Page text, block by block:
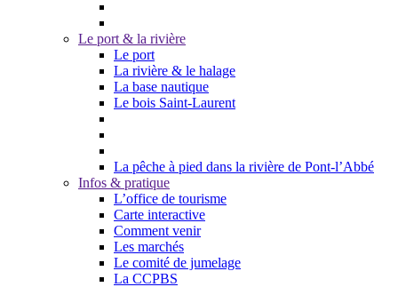
Le port & la rivière
Le port
La rivière & le halage
La base nautique
Le bois Saint-Laurent
La pêche à pied dans la rivière de Pont-l’Abbé
Infos & pratique
L’office de tourisme
Carte interactive
Comment venir
Les marchés
Le comité de jumelage
La CCPBS